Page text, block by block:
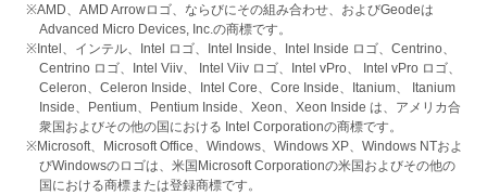
※AMD、AMD Arrowロゴ、ならびにその組み合わせ、およびGeodeは
Advanced Micro Devices, Inc.の商標です。
※Intel、インテル、Intel ロゴ、Intel Inside、Intel Inside ロゴ、Centrino、
Centrino ロゴ、Intel Viiv、 Intel Viiv ロゴ、Intel vPro、 Intel vPro ロゴ、
Celeron、Celeron Inside、Intel Core、Core Inside、Itanium、 Itanium
Inside、Pentium、Pentium Inside、Xeon、Xeon Inside は、アメリカ合
衆国およびその他の国における Intel Corporationの商標です。
※Microsoft、Microsoft Office、Windows、Windows XP、Windows NTおよ
びWindowsのロゴは、米国Microsoft Corporationの米国およびその他の
国における商標または登録商標です。